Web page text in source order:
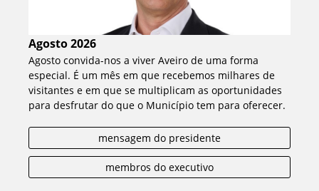
Agosto 2026
Agosto convida-nos a viver Aveiro de uma forma
especial. É um mês em que recebemos milhares de
visitantes e em que se multiplicam as oportunidades
para desfrutar do que o Município tem para oferecer.
mensagem do presidente
membros do executivo